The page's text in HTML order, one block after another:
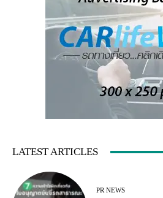
LATEST ARTICLES
PR NEWS